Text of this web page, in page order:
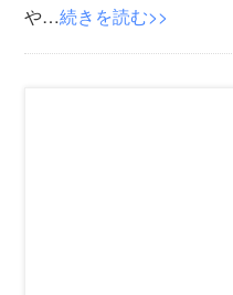
や…続きを読む>>